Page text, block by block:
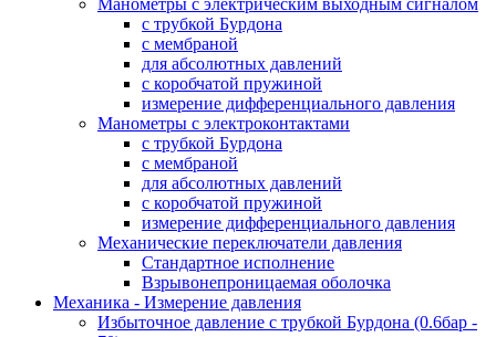
Манометры с электрическим выходным сигналом
с трубкой Бурдона
с мембраной
для абсолютных давлений
с коробчатой пружиной
измерение дифференциального давления
Манометры с электроконтактами
с трубкой Бурдона
с мембраной
для абсолютных давлений
с коробчатой пружиной
измерение дифференциального давления
Механические переключатели давления
Стандартное исполнение
Взрывонепроницаемая оболочка
Механика - Измерение давления
Избыточное давление с трубкой Бурдона (0.6бар -